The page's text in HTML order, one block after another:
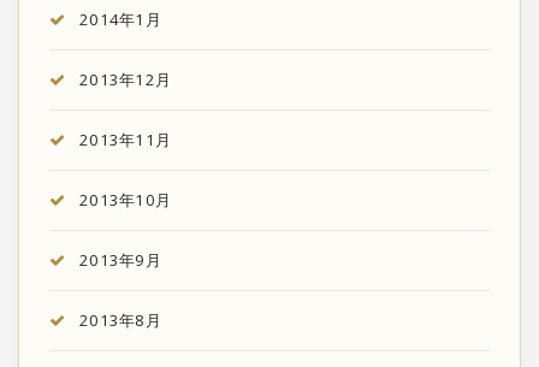
2014年1月
2013年12月
2013年11月
2013年10月
2013年9月
2013年8月